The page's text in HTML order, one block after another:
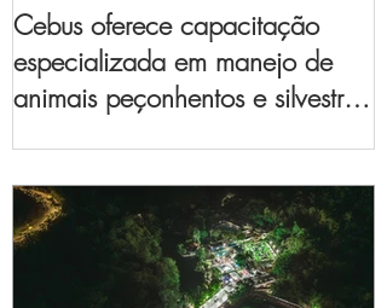
Cebus oferece capacitação
especializada em manejo de
animais peçonhentos e silvestres